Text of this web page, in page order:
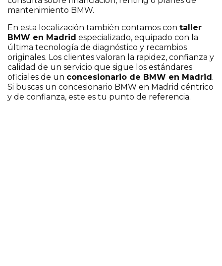
mantenimiento BMW.
En esta localización también contamos con taller
BMW en Madrid especializado, equipado con la
última tecnología de diagnóstico y recambios
originales. Los clientes valoran la rapidez, confianza y
calidad de un servicio que sigue los estándares
oficiales de un concesionario de BMW en Madrid.
Si buscas un concesionario BMW en Madrid céntrico
y de confianza, este es tu punto de referencia.